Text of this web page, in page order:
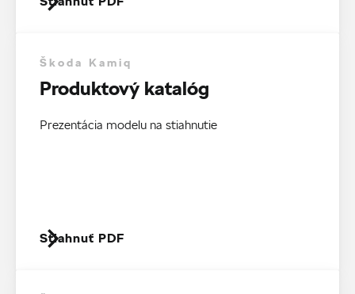
Škoda Kamiq
Produktový katalóg
Prezentácia modelu na stiahnutie
Stiahnuť PDF